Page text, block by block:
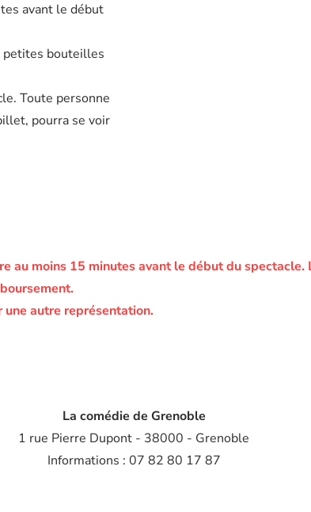
avant le début
petites bouteilles
Toute personne
pourra se voir
au moins 15 minutes avant le début du spectacle.
autre représentation.
La comédie de Grenoble
1 rue Pierre Dupont - 38000 - Grenoble
Informations : 07 82 80 17 87